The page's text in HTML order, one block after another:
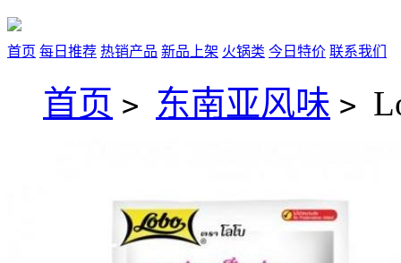
首页 每日推荐 热销产品 新品上架 火锅类 今日特价 联系我们
首页 > 东南亚风味 >